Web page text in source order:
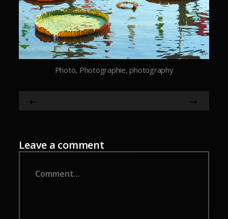
Photo, Photographie, photography
Leave a comment